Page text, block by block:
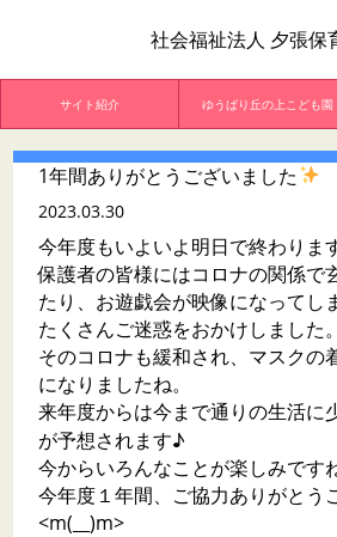
社会福祉法人 夕張保
サイト紹介 ゆうばり丘の上こども園
1年間ありがとうございました
2023.03.30
今年度もいよいよ明日で終わります
保護者の皆様にはコロナの関係で
たり、お遊戯会が映像になってし
たくさんご迷惑をおかけしました。
そのコロナも緩和され、マスクの
になりましたね。
来年度からは今まで通りの生活に
が予想されます♪
今からいろんなことが楽しみです
今年度１年間、ご協力ありがとう
<m(__)m>